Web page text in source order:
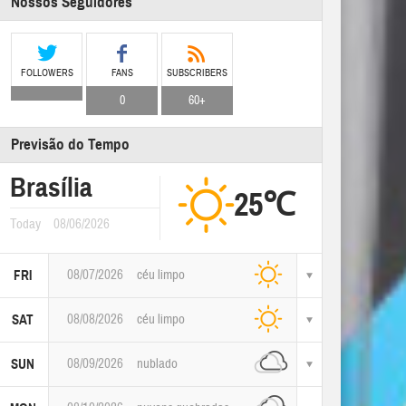
FOLLOWERS FANS
0
SUBSCRIBERS
60+
Previsão do Tempo
Brasília
Today 08/06/2026 25℃
FRI 08/07/2026 céu limpo
SAT 08/08/2026 céu limpo
SUN 08/09/2026 nublado